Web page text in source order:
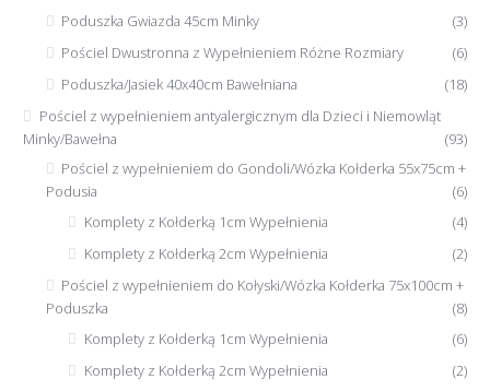
Poduszka Gwiazda 45cm Minky
(3)
Pościel Dwustronna z Wypełnieniem Różne Rozmiary
(6)
Poduszka/Jasiek 40x40cm Bawełniana
(18)
Pościel z wypełnieniem antyalergicznym dla Dzieci i Niemowląt
Minky/Bawełna
(93)
Pościel z wypełnieniem do Gondoli/Wózka Kołderka 55x75cm +
Podusia
(6)
Komplety z Kołderką 1cm Wypełnienia
(4)
Komplety z Kołderką 2cm Wypełnienia
(2)
Pościel z wypełnieniem do Kołyski/Wózka Kołderka 75x100cm +
Poduszka
(8)
Komplety z Kołderką 1cm Wypełnienia
(6)
Komplety z Kołderką 2cm Wypełnienia
(2)